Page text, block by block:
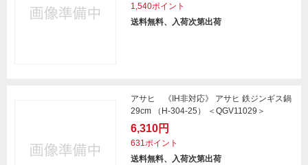
1,540ポイント
送料無料、入荷次第出荷
アサヒ 《IH非対応》 アサヒ 鉄ジンギス鍋
29cm （H-304-25） ＜QGV11029＞
6,310円
631ポイント
送料無料、入荷次第出荷